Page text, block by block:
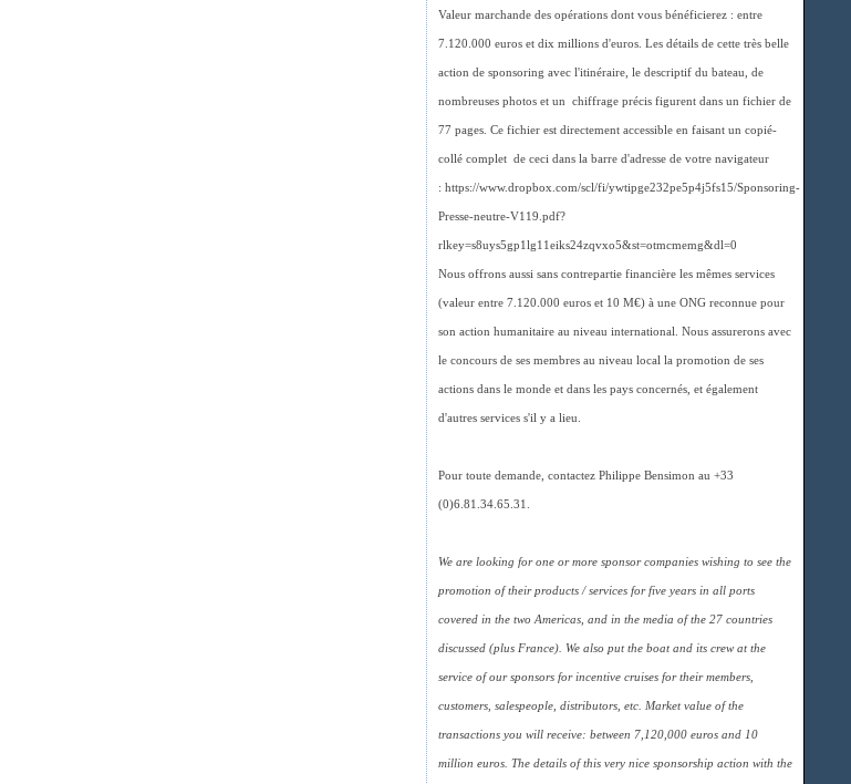
Valeur marchande des opérations dont vous bénéficierez : entre
7.120.000 euros et dix millions d'euros. Les détails de cette très belle
action de sponsoring avec l'itinéraire, le descriptif du bateau, de
nombreuses photos et un chiffrage précis figurent dans un fichier de
77 pages. Ce fichier est directement accessible en faisant un copié-
collé complet de ceci dans la barre d'adresse de votre navigateur
: https://www.dropbox.com/scl/fi/ywtipge232pe5p4j5fs15/Sponsoring-
Presse-neutre-V119.pdf?
rlkey=s8uys5gp1lg11eiks24zqvxo5&st=otmcmemg&dl=0
Nous offrons aussi sans contrepartie financière les mêmes services
(valeur entre 7.120.000 euros et 10 M€) à une ONG reconnue pour
son action humanitaire au niveau international. Nous assurerons avec
le concours de ses membres au niveau local la promotion de ses
actions dans le monde et dans les pays concernés, et également
d'autres services s'il y a lieu.
Pour toute demande, contactez Philippe Bensimon au +33
(0)6.81.34.65.31.
We are looking for one or more sponsor companies wishing to see the
promotion of their products / services for five years in all ports
covered in the two Americas, and in the media of the 27 countries
discussed (plus France). We also put the boat and its crew at the
service of our sponsors for incentive cruises for their members,
customers, salespeople, distributors, etc. Market value of the
transactions you will receive: between 7,120,000 euros and 10
million euros. The details of this very nice sponsorship action with the